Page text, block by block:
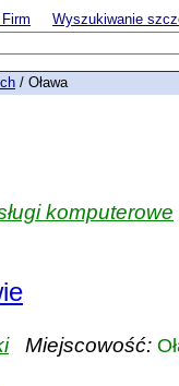
Wyszukiwanie
/ Oława
komputerowe
Miejscowość: